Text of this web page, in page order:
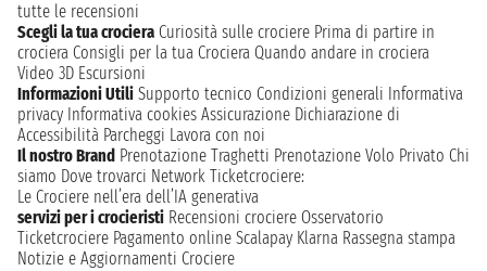
tutte le recensioni
Scegli la tua crociera Curiosità sulle crociere Prima di partire in
crociera Consigli per la tua Crociera Quando andare in crociera
Video 3D Escursioni
Informazioni Utili Supporto tecnico Condizioni generali Informativa
privacy Informativa cookies Assicurazione Dichiarazione di
Accessibilità Parcheggi Lavora con noi
Il nostro Brand Prenotazione Traghetti Prenotazione Volo Privato Chi
siamo Dove trovarci Network Ticketcrociere:
Le Crociere nell’era dell’IA generativa
servizi per i crocieristi Recensioni crociere Osservatorio
Ticketcrociere Pagamento online Scalapay Klarna Rassegna stampa
Notizie e Aggiornamenti Crociere